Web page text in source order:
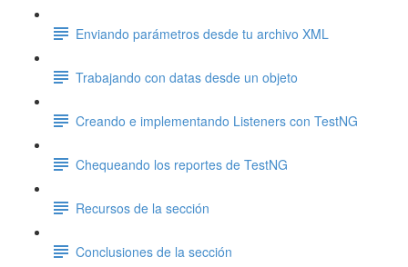
Enviando parámetros desde tu archivo XML
Trabajando con datas desde un objeto
Creando e implementando Listeners con TestNG
Chequeando los reportes de TestNG
Recursos de la sección
Conclusiones de la sección